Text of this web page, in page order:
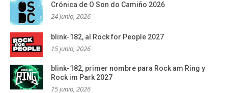
Crónica de O Son do Camiño 2026
24 junio, 2026
blink-182, al Rock for People 2027
15 junio, 2026
blink-182, primer nombre para Rock am Ring y
Rock im Park 2027
15 junio, 2026